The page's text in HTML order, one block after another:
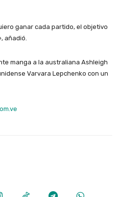
ganar cada partido, el objetivo
añadió.
manga a la australiana Ashleigh
Varvara Lepchenko con un